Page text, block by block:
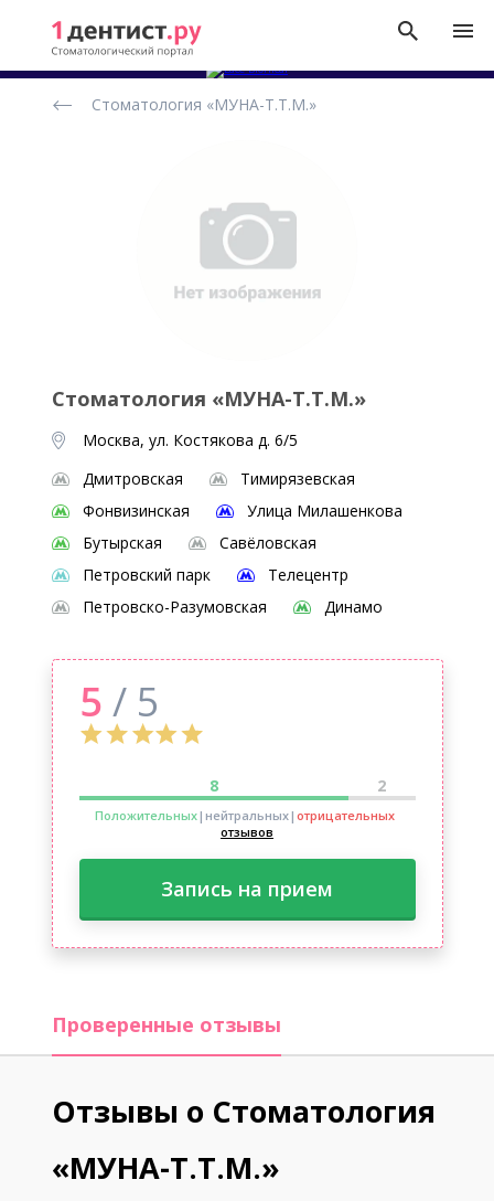
стоматологических
Стоматология «МУНА-Т.Т.М.»
Стоматология «МУНА-Т.Т.М.»
Москва, ул. Костякова д. 6/5
Дмитровская
Тимирязевская
Фонвизинская
Улица Милашенкова
Бутырская
Савёловская
Петровский парк
Телецентр
Петровско-Разумовская
Динамо
5 / 5
8 2
Положительных|нейтральных| отрицательных
отзывов
Запись на прием
Проверенные отзывы
Отзывы о Стоматология
«МУНА-Т.Т.М.»